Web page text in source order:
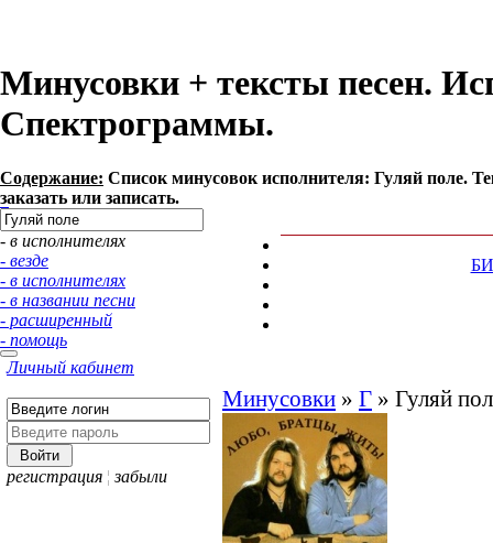
Минусовки + тексты песен.
Спектрограммы.
Содержание: Список минусовок исполнителя: Гуляй поле.
заказать или записать.
- в исполнителях
- везде
- в исполнителях
- в названии песни
- расширенный
- помощь
Личный кабинет
регистрация ¦ забыли
Минусовки » Г » Гуляй